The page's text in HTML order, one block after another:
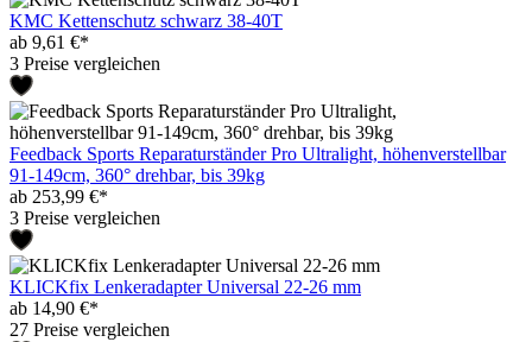
KMC Kettenschutz schwarz 38-40T
ab 9,61 €*
3 Preise vergleichen
Feedback Sports Reparaturständer Pro Ultralight, höhenverstellbar
91-149cm, 360° drehbar, bis 39kg
ab 253,99 €*
3 Preise vergleichen
KLICKfix Lenkeradapter Universal 22-26 mm
ab 14,90 €*
27 Preise vergleichen